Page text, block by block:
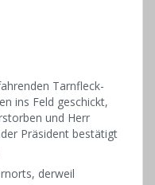
Tarnfleck-
ins Feld geschickt,
und Herr
Präsident bestätigt
derweil